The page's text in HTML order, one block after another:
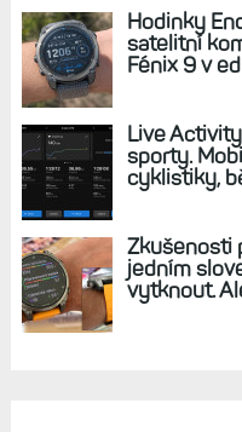
Hodinky
satelitní
Fénix 9 v
Live
sporty.
cyklistiky,
Zkušenosti
jedním
vytknout.